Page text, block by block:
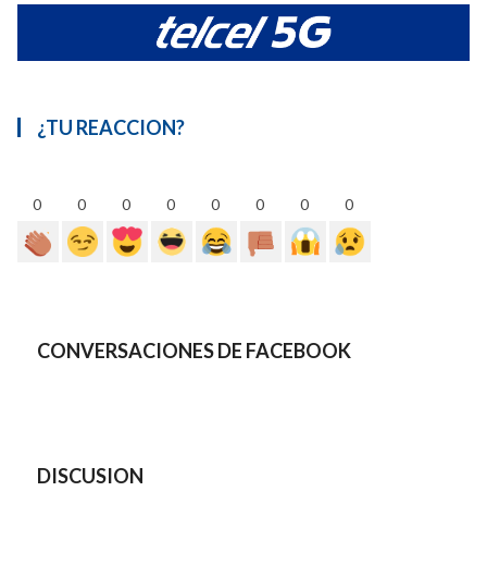
¿TU REACCION?
0 0 0 0 0 0 0 0
CONVERSACIONES DE FACEBOOK
DISCUSION